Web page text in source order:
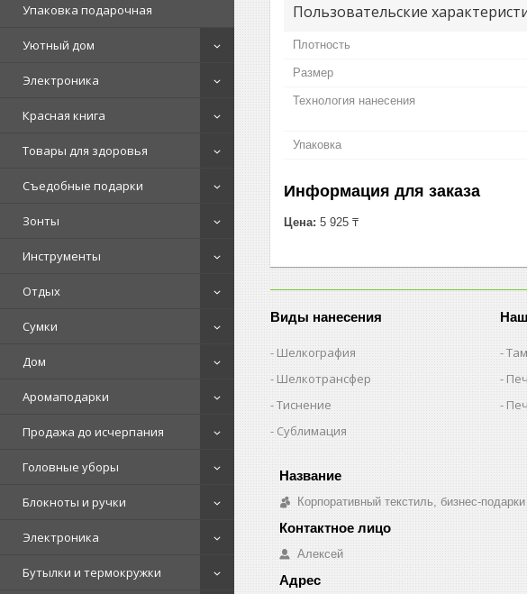
Упаковка подарочная
Уютный дом
Электроника
Красная книга
Товары для здоровья
Съедобные подарки
Зонты
Инструменты
Отдых
Сумки
Дом
Аромаподарки
Продажа до исчерпания
Головные уборы
Блокноты и ручки
Электроника
Бутылки и термокружки
Пользовательские
Плотность
Размер
Технология нанесения
Упаковка
Информация для заказа
Цена: 5 925 ₸
Виды нанесения
Шелкография
Шелкотрансфер
Тиснение
Сублимация
Корпоративный текстиль, бизнес-
Алексей